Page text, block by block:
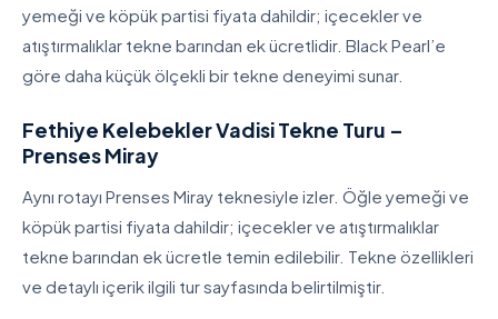
yemeği ve köpük partisi fiyata dahildir; içecekler ve
atıştırmalıklar tekne barından ek ücretlidir. Black Pearl’e
göre daha küçük ölçekli bir tekne deneyimi sunar.
Fethiye Kelebekler Vadisi Tekne Turu –
Prenses Miray
Aynı rotayı Prenses Miray teknesiyle izler. Öğle yemeği ve
köpük partisi fiyata dahildir; içecekler ve atıştırmalıklar
tekne barından ek ücretle temin edilebilir. Tekne özellikleri
ve detaylı içerik ilgili tur sayfasında belirtilmiştir.